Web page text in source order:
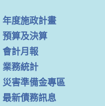
年度施政計畫
預算及決算
會計月報
業務統計
災害準備金專區
最新債務訊息